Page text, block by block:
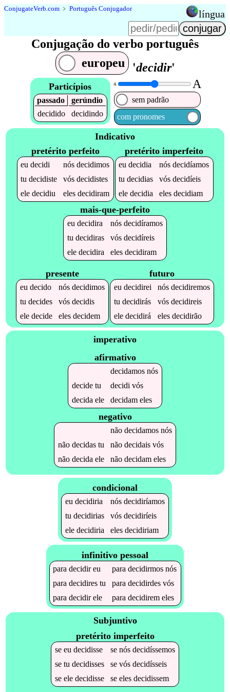
ConjugateVerb.com ﹥ Português Conjugador língua
Conjugação do verbo português
europeu
'decidir'
Particípios
passado
gerúndio
decidido
decidindo
A A
sem padrão
com pronomes
Indicativo
pretérito perfeito
eudecidi nósdecidimos
tudecidiste vósdecidistes
eledecidiu elesdecidiram
pretérito imperfeito
eudecidia nósdecidíamos
tudecidias vósdecidíeis
eledecidia elesdecidiam
mais-que-perfeito
eu decidira nós decidíramos
tu decidiras vós decidíreis
ele decidira eles decidiram
presente
eu decido nós decidimos
tu decides vós decidis
ele decide eles decidem
futuro
eu decidirei nós decidiremos
tu decidirás vós decidireis
ele decidirá eles decidirão
imperativo
afirmativo
decidamosnós
decidetu decidi vós
decida ele decidameles
negativo
não decidamosnós
não decidastu não decidaisvós
não decida ele não decidameles
condicional
eu decidiria nós decidiríamos
tu decidirias vós decidiríeis
ele decidiria eles decidiriam
infinitivo pessoal
paradecidireu paradecidirmos nós
paradecidires tu paradecidirdes vós
paradecidirele paradecidirem eles
Subjuntivo
pretérito imperfeito
se eu decidisse se nós decidíssemos
se tu decidisses se vós decidísseis
se ele decidisse se eles decidissem